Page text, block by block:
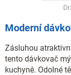
Moderní
Zásluhou
tento dávkovač
kuchyně. Odolné